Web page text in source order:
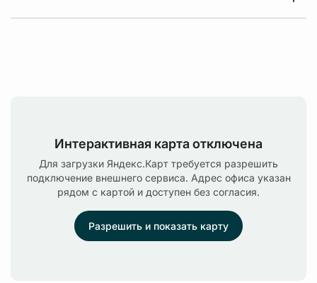
Интерактивная карта отключена
Для загрузки Яндекс.Карт требуется разрешить
подключение внешнего сервиса. Адрес офиса указан
рядом с картой и доступен без согласия.
Разрешить и показать карту